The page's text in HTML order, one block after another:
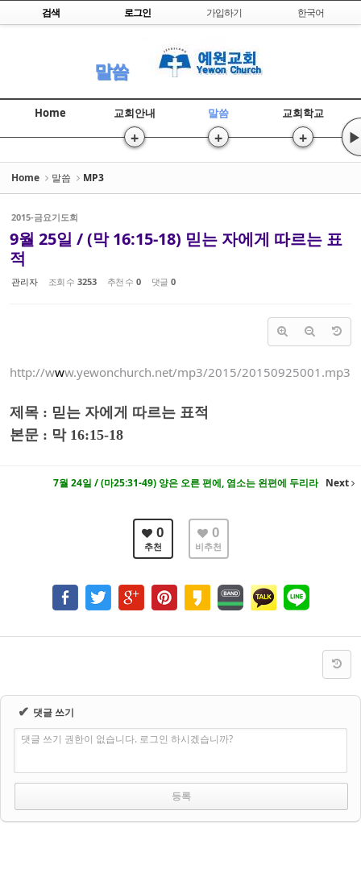
Skip to content
검색 로그인 가입하기 한국어
말씀
Home 교회안내
+
말씀
+
교회학교
+ ▶
Home 말씀 MP3
2015-금요기도회
9월 25일 / (막 16:15-18) 믿는 자에게 따르는 표
적
관리자 조회 수 3253 추천 수 0 댓글 0
http://www.yewonchurch.net/mp3/2015/20150925001.mp3
제목 : 믿는 자에게 따르는 표적
본문 : 막 16:15-18
7월 24일 / (마25:31-49) 양은 오른 편에, 염소는 왼편에 두리라 Next
0
추천
0
비추천
✔ 댓글 쓰기
댓글 쓰기 권한이 없습니다. 로그인 하시겠습니까?
Sketchbook5, 스케치북5
Sketchbook5, 스케치북5